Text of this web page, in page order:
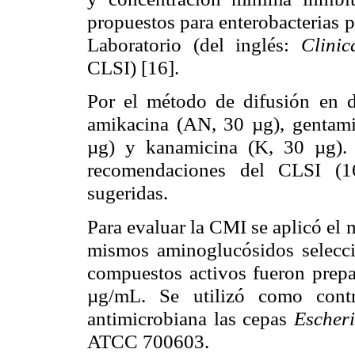
propuestos para
Laboratorio (del inglés:
CLSI) [16].
Por el método de difusión en
amikacina (AN, 30 µg),
µg) y kanamicina (K, 30 µg).
recomendaciones del CLSI
sugeridas.
Para evaluar la CMI se aplicó el
mismos aminoglucósidos
compuestos activos fueron
µg/mL. Se utilizó como
antimicrobiana las cepas
ATCC 700603.